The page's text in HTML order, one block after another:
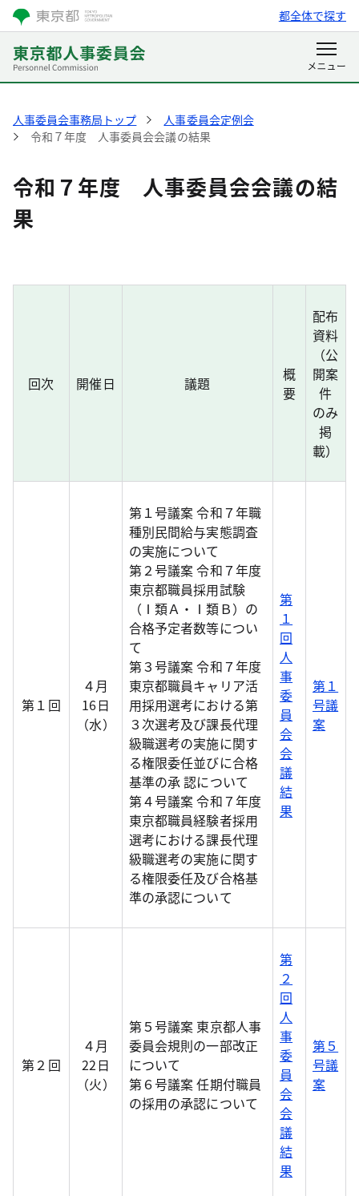
都全体で探す
人事委員会事務局トップ
人事委員会定例会
令和７年度 人事委員会会議の結果
令和７年度 人事委員会会議の結
果
回次 開催日 議題
概
要
配布
資料
（公
開案
件
のみ
掲
載）
第１回
４月
16日
（水）
第１号議案 令和７年職
種別民間給与実態調査
の実施について
第２号議案 令和７年度
東京都職員採用試験
（Ⅰ類Ａ・Ⅰ類Ｂ）の
合格予定者数等につい
て
第３号議案 令和７年度
東京都職員キャリア活
用採用選考における第
３次選考及び課長代理
級職選考の実施に関す
る権限委任並びに合格
基準の承 認について
第４号議案 令和７年度
東京都職員経験者採用
選考における課長代理
級職選考の実施に関す
る権限委任及び合格基
準の承認について
第
１
回
人
事
委
員
会
会
議
結
果
第１
号議
案
第２回
４月
22日
（火）
第５号議案 東京都人事
委員会規則の一部改正
について
第６号議案 任期付職員
の採用の承認について
第
２
回
人
事
委
員
会
会
議
結
果
第５
号議
案